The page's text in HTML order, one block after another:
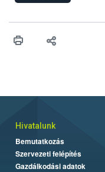
vonni az ebek
Hivatalunk
Bemutatkozás
Szervezeti felépítés
Gazdálkodási adatok